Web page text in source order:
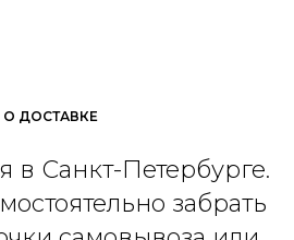
О ДОСТАВКЕ
в Санкт-Петербурге.
забрать